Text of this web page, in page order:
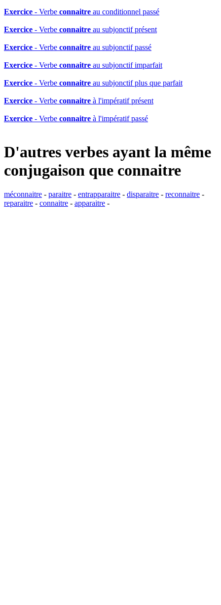
Exercice - Verbe connaitre au conditionnel passé
Exercice - Verbe connaitre au subjonctif présent
Exercice - Verbe connaitre au subjonctif passé
Exercice - Verbe connaitre au subjonctif imparfait
Exercice - Verbe connaitre au subjonctif plus que parfait
Exercice - Verbe connaitre à l'impératif présent
Exercice - Verbe connaitre à l'impératif passé
D'autres verbes ayant la même
conjugaison que connaitre
méconnaitre - paraitre - entrapparaitre - disparaitre - reconnaitre -
reparaitre - connaitre - apparaitre -